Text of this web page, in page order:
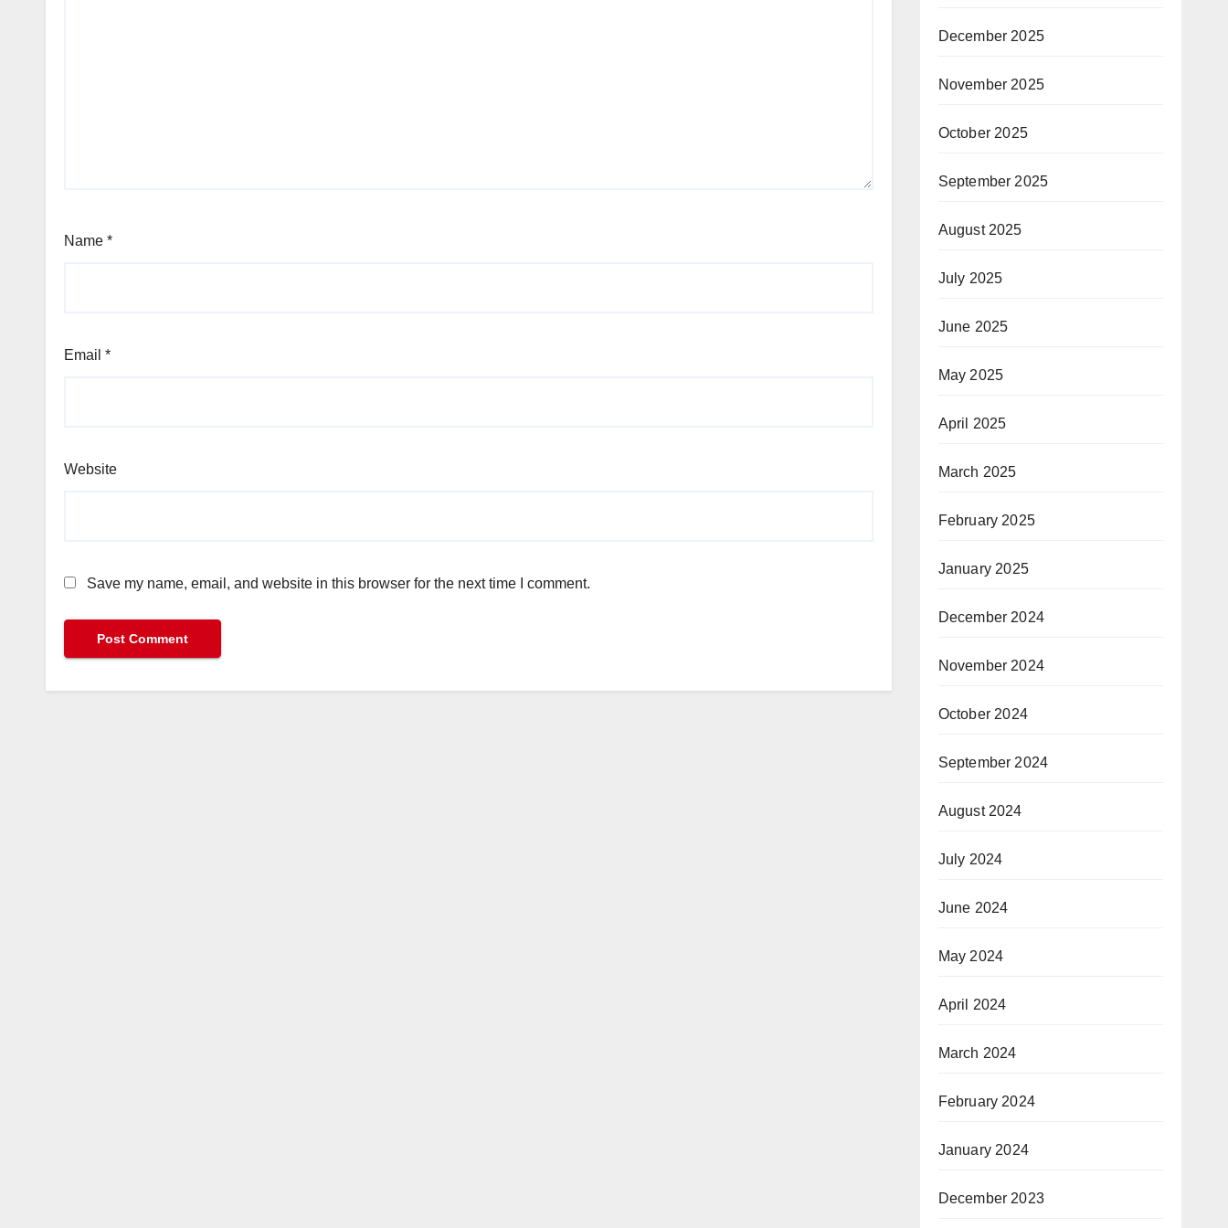
Name *
Email *
Website
Save my name, email, and website in this browser for the next time I comment.
December 2025
November 2025
October 2025
September 2025
August 2025
July 2025
June 2025
May 2025
April 2025
March 2025
February 2025
January 2025
December 2024
November 2024
October 2024
September 2024
August 2024
July 2024
June 2024
May 2024
April 2024
March 2024
February 2024
January 2024
December 2023